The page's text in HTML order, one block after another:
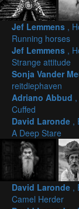
Jef Lemmens ,
Running horses
Jef Lemmens ,
Strange attitude
Sonja Vander
reitdiephaven
Adriano Abbud
Cuffed
David Laronde ,
A Deep Stare
David Laronde ,
Camel Herder